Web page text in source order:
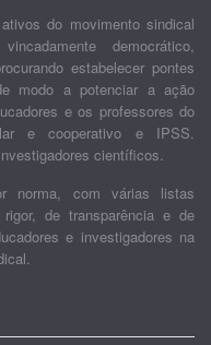
do movimento sindical
democrático,
estabelecer pontes
modo a potenciar a ação
e os professores do
e cooperativo e IPSS.
científicos.
norma, com várias listas
de transparência e de
e investigadores na